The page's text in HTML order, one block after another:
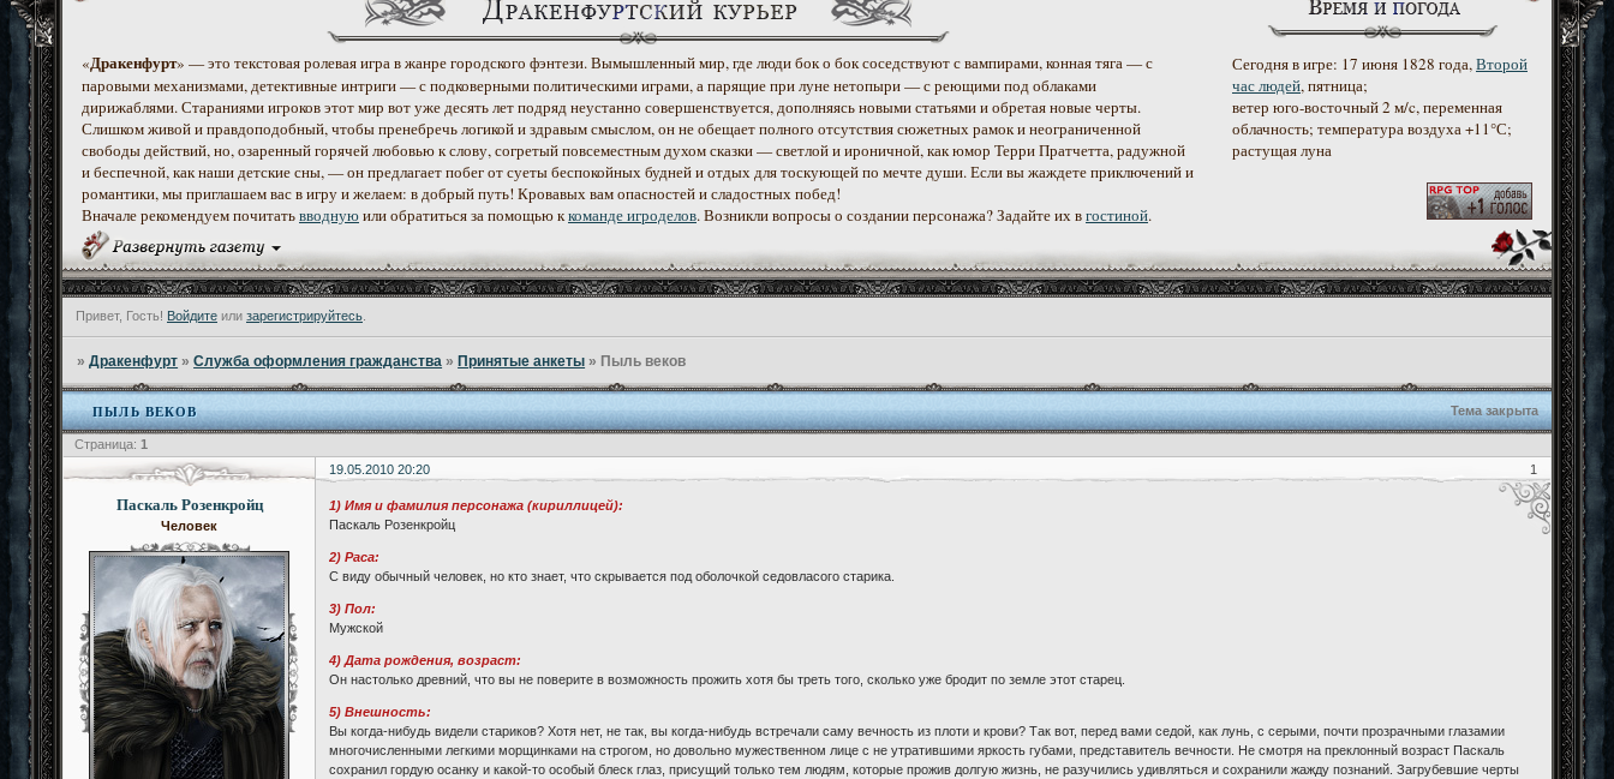
«Дракенфурт» — это текстовая ролевая игра в жанре городского фэнтези. Вымышленный мир, где люди бок о бок соседствуют с вампирами, конная тяга — с
паровыми механизмами, детективные интриги — с подковерными политическими играми, а парящие при луне нетопыри — с реющими под облаками
дирижаблями. Стараниями игроков этот мир вот уже десять лет подряд неустанно совершенствуется, дополняясь новыми статьями и обретая новые черты.
Слишком живой и правдоподобный, чтобы пренебречь логикой и здравым смыслом, он не обещает полного отсутствия сюжетных рамок и неограниченной
свободы действий, но, озаренный горячей любовью к слову, согретый повсеместным духом сказки — светлой и ироничной, как юмор Терри Пратчетта, радужной
и беспечной, как наши детские сны, — он предлагает побег от суеты беспокойных будней и отдых для тоскующей по мечте души. Если вы жаждете приключений и
романтики, мы приглашаем вас в игру и желаем: в добрый путь! Кровавых вам опасностей и сладостных побед!
Вначале рекомендуем почитатьвводнуюили обратиться за помощью ккоманде игроделов. Возникли вопросы о создании персонажа? Задайте их вгостиной.
Сегодня в игре: 17 июня 1828 года,Второй
час людей, пятница;
ветер юго-восточный 2 м/c, переменная
облачность; температура воздуха +11°С;
растущая луна
Привет, Гость! Войдите или зарегистрируйтесь
»Дракенфурт »Служба оформления гражданства » Принятые анкеты » Пыль веков
ПЫЛЬ ВЕКОВ
Страница: 1
Тема закрыта
1
19.05.2010 20:20
Паскаль Розенкройц
Человек
1) Имя и фамилия персонажа (кириллицей):
Паскаль Розенкройц
2) Раса:
С виду обычный человек, но кто знает, что скрывается под оболочкой седовласого старика.
3) Пол:
Мужской
4) Дата рождения, возраст:
Он настолько древний, что вы не поверите в возможность прожить хотя бы треть того, сколько уже бродит по земле этот старец.
5) Внешность:
Вы когда-нибудь видели стариков? Хотя нет, не так, вы когда-нибудь встречали саму вечность из плоти и крови? Так вот, перед вами седой, как лунь, с серыми, почти прозрачными глазамии
многочисленными легкими морщинками на строгом, но довольно мужественном лице с не утратившими яркость губами, представитель вечности. Не смотря на преклонный возраст Паскаль
сохранил гордую осанку и какой-то особый блеск глаз, присущий только тем людям, которые прожив долгую жизнь, не разучились удивляться и сохранили жажду познаний. Загрубевшие черты